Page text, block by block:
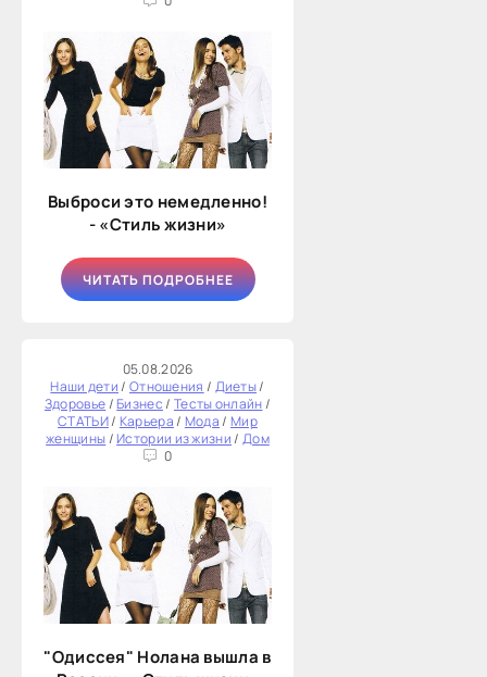
Выброси это немедленно!
- «Стиль жизни»
ЧИТАТЬ ПОДРОБНЕЕ
05.08.2026
Наши дети/ Отношения / Диеты/
Здоровье/Бизнес/ Тесты онлайн/
СТАТЬИ/ Карьера/ Мода/ Мир
женщины/ Истории из жизни/ Дом
0
"Одиссея" Нолана вышла в